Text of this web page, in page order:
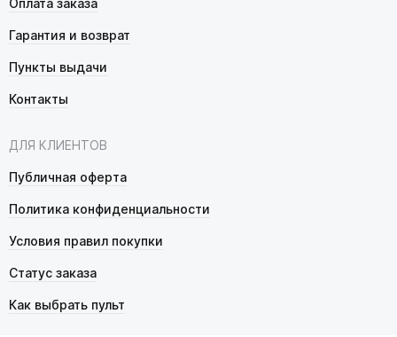
Оплата заказа
Гарантия и возврат
Пункты выдачи
Контакты
ДЛЯ КЛИЕНТОВ
Публичная оферта
Политика конфиденциальности
Условия правил покупки
Статус заказа
Как выбрать пульт